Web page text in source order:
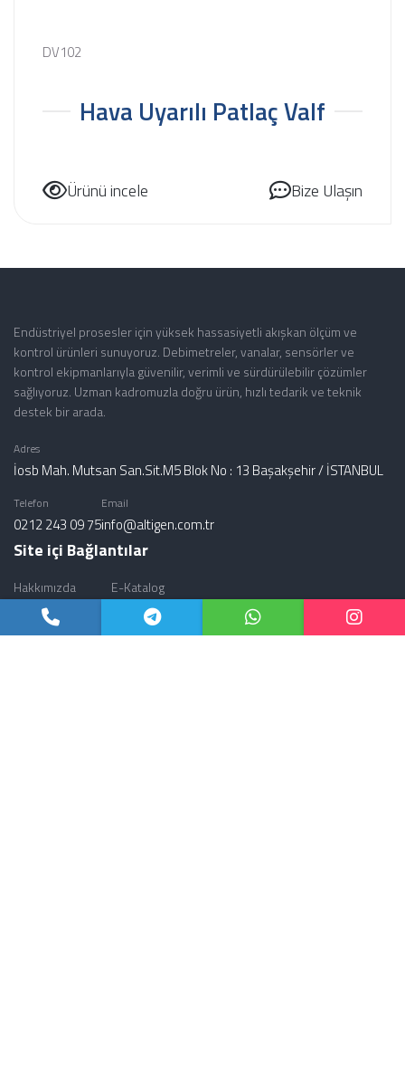
DV102
Hava Uyarılı Patlaç Valf
Ürünü incele Bize Ulaşın
Endüstriyel prosesler için yüksek hassasiyetli akışkan ölçüm ve
kontrol ürünleri sunuyoruz. Debimetreler, vanalar, sensörler ve
kontrol ekipmanlarıyla güvenilir, verimli ve sürdürülebilir çözümler
sağlıyoruz. Uzman kadromuzla doğru ürün, hızlı tedarik ve teknik
destek bir arada.
Adres
İosb Mah. Mutsan San.Sit.M5 Blok No : 13 Başakşehir / İSTANBUL
Telefon
0212 243 09 75
Email
info@altigen.com.tr
Site içi Bağlantılar
Hakkımızda
Ürünlerimiz
E-Katalog
Şubelerimiz